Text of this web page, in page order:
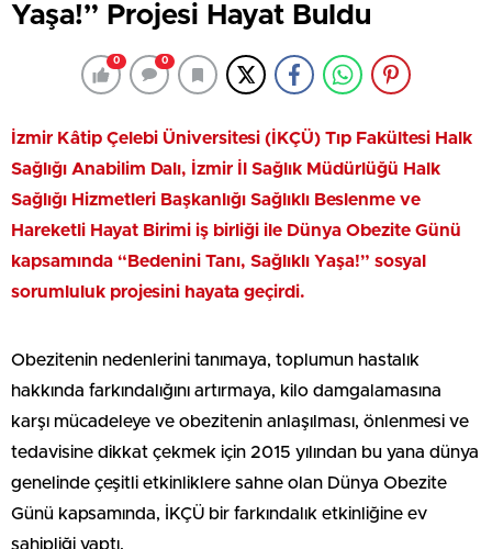
Yaşa!” Projesi Hayat Buldu
0 0
İzmir Kâtip Çelebi Üniversitesi (İKÇÜ) Tıp Fakültesi Halk
Sağlığı Anabilim Dalı, İzmir İl Sağlık Müdürlüğü Halk
Sağlığı Hizmetleri Başkanlığı Sağlıklı Beslenme ve
Hareketli Hayat Birimi iş birliği ile Dünya Obezite Günü
kapsamında “Bedenini Tanı, Sağlıklı Yaşa!” sosyal
sorumluluk projesini hayata geçirdi.
Obezitenin nedenlerini tanımaya, toplumun hastalık
hakkında farkındalığını artırmaya, kilo damgalamasına
karşı mücadeleye ve obezitenin anlaşılması, önlenmesi ve
tedavisine dikkat çekmek için 2015 yılından bu yana dünya
genelinde çeşitli etkinliklere sahne olan Dünya Obezite
Günü kapsamında, İKÇÜ bir farkındalık etkinliğine ev
sahipliği yaptı.